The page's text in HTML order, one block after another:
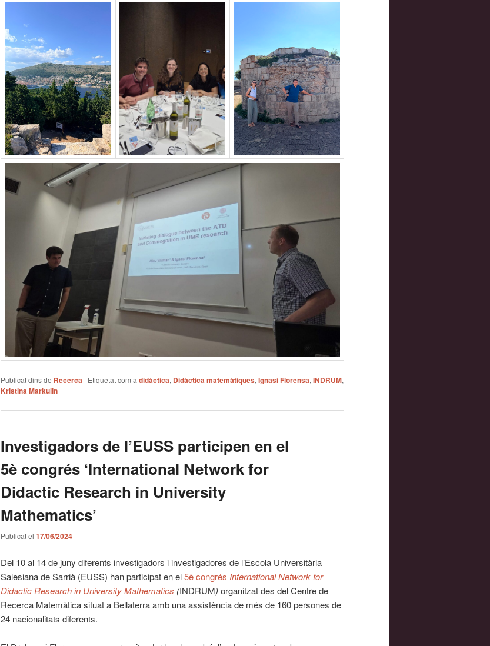
Publicat dins de Recerca | Etiquetat com a didàctica, Didàctica matemàtiques, Ignasi Florensa, INDRUM,
Kristina Markulin
Investigadors de l’EUSS participen en el
5è congrés ‘International Network for
Didactic Research in University
Mathematics’
Publicat el 17/06/2024
Del 10 al 14 de juny diferents investigadors i investigadores de l’Escola Universitària
Salesiana de Sarrià (EUSS) han participat en el5è congrés International Network for
Didactic Research in University Mathematics (INDRUM) organitzat des del Centre de
Recerca Matemàtica situat a Bellaterra amb una assistència de més de 160 persones de
24 nacionalitats diferents.